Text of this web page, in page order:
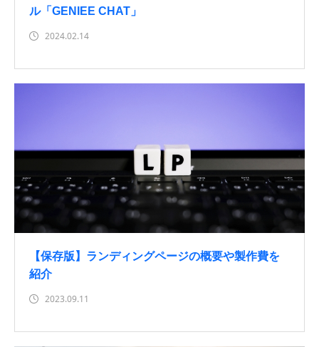
ル「GENIEE CHAT」
2024.02.14
【保存版】ランディングページの概要や製作費を
紹介
2023.09.11